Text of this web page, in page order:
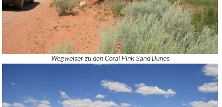
Wegweiser zu den Coral Pink Sand Dunes